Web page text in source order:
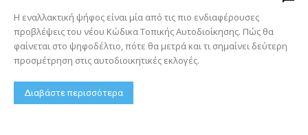
Η εναλλακτική ψήφος είναι μία από τις πιο ενδιαφέρουσες
προβλέψεις του νέου Κώδικα Τοπικής Αυτοδιοίκησης. Πώς θα
φαίνεται στο ψηφοδέλτιο, πότε θα μετρά και τι σημαίνει δεύτερη
προσμέτρηση στις αυτοδιοικητικές εκλογές.
Διαβάστε περισσότερα